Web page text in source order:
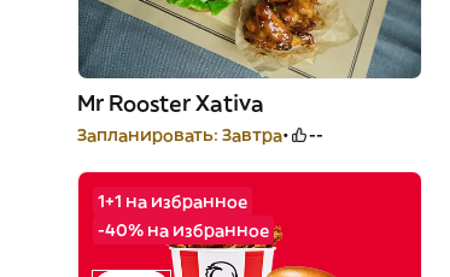
Mr Rooster Xativa
Запланировать: Завтра --
1+1 на избранное
-40% на избранное